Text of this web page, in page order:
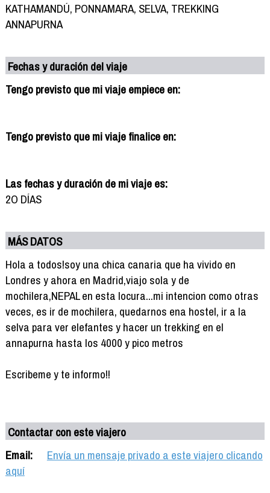
KATHAMANDÚ, PONNAMARA, SELVA, TREKKING
ANNAPURNA
Fechas y duración del viaje
Tengo previsto que mi viaje empiece en:
Tengo previsto que mi viaje finalice en:
Las fechas y duración de mi viaje es:
2O DÍAS
MÁS DATOS
Hola a todos!soy una chica canaria que ha vivido en
Londres y ahora en Madrid,viajo sola y de
mochilera,NEPAL en esta locura...mi intencion como otras
veces, es ir de mochilera, quedarnos ena hostel, ir a la
selva para ver elefantes y hacer un trekking en el
annapurna hasta los 4000 y pico metros
Escribeme y te informo!!
Contactar con este viajero
Email:
Envía un mensaje privado a este viajero clicando
aquí